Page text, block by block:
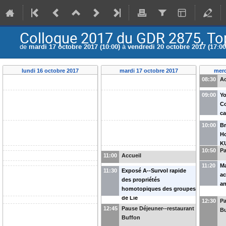
Colloque 2017 du GDR 2875,
de mardi 17 octobre 2017 (10:00) àvendredi 20 octobre 2017
lundi 16 octobre 2017 mardi 17 octobre 2017
11:00 Accueil
11:30
Exposé A--Survol rapide
des propriétés
homotopiques des groupes
de Lie
12:45
Pause Déjeuner--restaurant
Buffon
08:30
09:00
10:00
10:50
11:20
12:30